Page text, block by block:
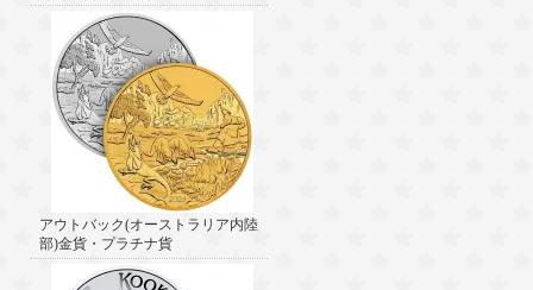
アウトバック(オーストラリア内陸
部)金貨・プラチナ貨